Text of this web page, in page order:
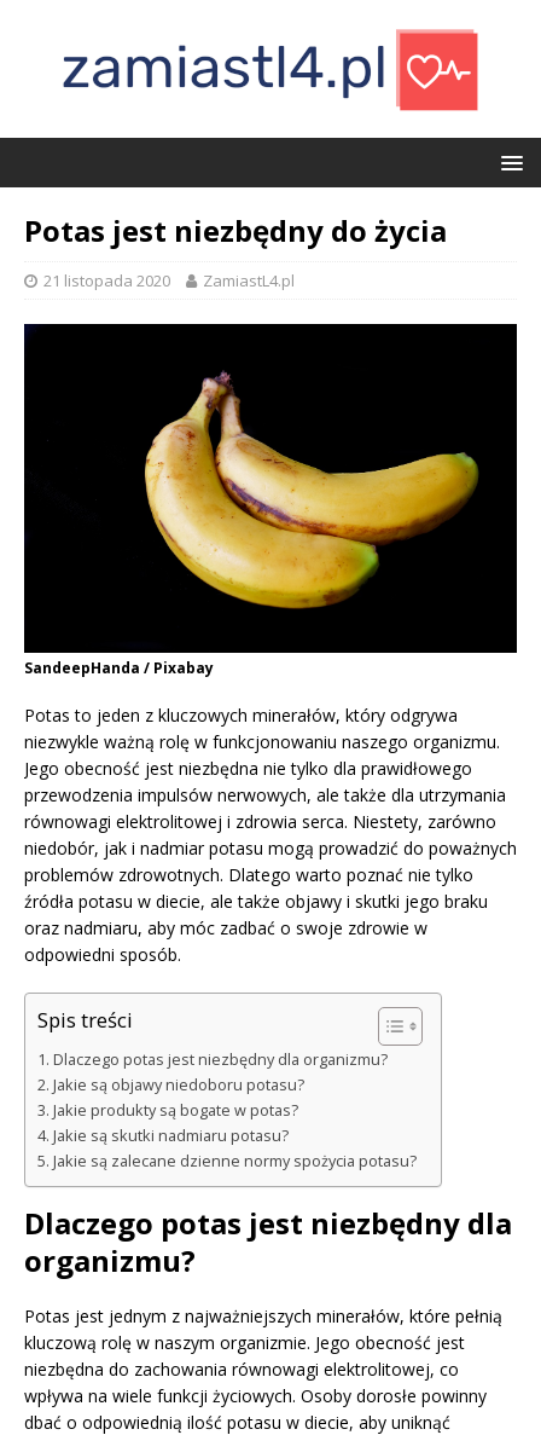
Potas jest niezbędny do życia
21 listopada 2020 ZamiastL4.pl
SandeepHanda / Pixabay
Potas to jeden z kluczowych minerałów, który odgrywa
niezwykle ważną rolę w funkcjonowaniu naszego organizmu.
Jego obecność jest niezbędna nie tylko dla prawidłowego
przewodzenia impulsów nerwowych, ale także dla utrzymania
równowagi elektrolitowej i zdrowia serca. Niestety, zarówno
niedobór, jak i nadmiar potasu mogą prowadzić do poważnych
problemów zdrowotnych. Dlatego warto poznać nie tylko
źródła potasu w diecie, ale także objawy i skutki jego braku
oraz nadmiaru, aby móc zadbać o swoje zdrowie w
odpowiedni sposób.
Spis treści
Dlaczego potas jest niezbędny dla organizmu?
Jakie są objawy niedoboru potasu?
Jakie produkty są bogate w potas?
Jakie są skutki nadmiaru potasu?
Jakie są zalecane dzienne normy spożycia potasu?
Dlaczego potas jest niezbędny dla
organizmu?
Potas jest jednym z najważniejszych minerałów, które pełnią
kluczową rolę w naszym organizmie. Jego obecność jest
niezbędna do zachowania równowagi elektrolitowej, co
wpływa na wiele funkcji życiowych. Osoby dorosłe powinny
dbać o odpowiednią ilość potasu w diecie, aby uniknąć